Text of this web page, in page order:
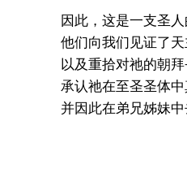
因此，这是一支圣人
他们向我们见证了
以及重拾对祂的朝
承认祂在至圣圣体
并因此在弟兄姊妹中